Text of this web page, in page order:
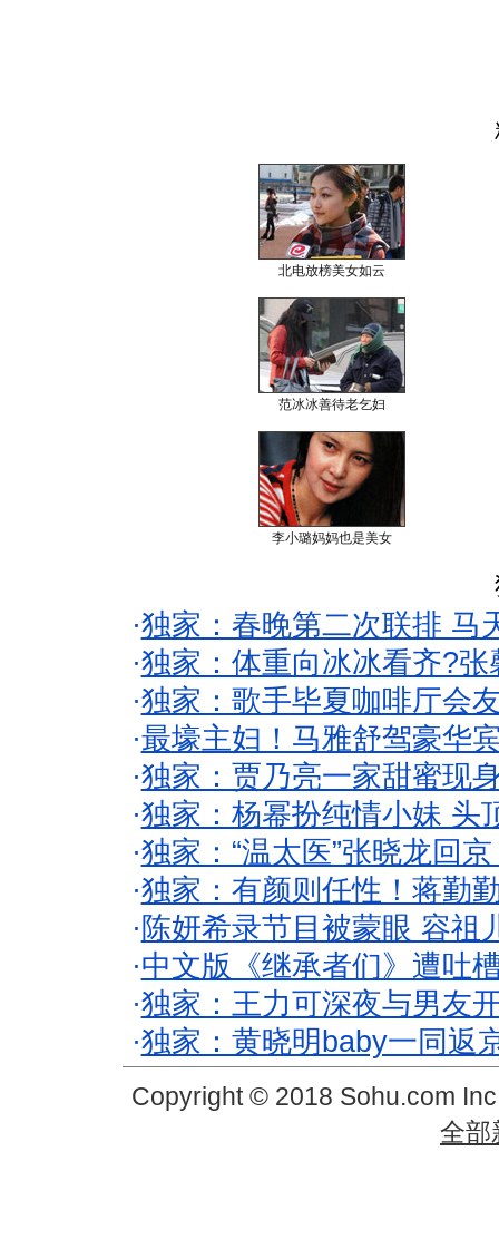
北电放榜美女如云
范冰冰善待老乞妇
李小璐妈妈也是美女
·独家：春晚第二次联排 马
·独家：体重向冰冰看齐?
·独家：歌手毕夏咖啡厅会
·最壕主妇！马雅舒驾豪华
·独家：贾乃亮一家甜蜜现
·独家：杨幂扮纯情小妹 头
·独家：“温太医”张晓龙回
·独家：有颜则任性！蒋勤
· 陈妍希录节目被蒙眼 容祖
·中文版《继承者们》遭吐
·独家：王力可深夜与男友
·独家：黄晓明baby一同返
Copyright © 2018 Sohu.com
全部